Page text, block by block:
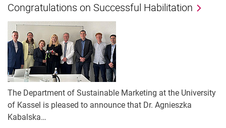
Congratulations on Successful Habilitation
The Department of Sustainable Marketing at the University
of Kassel is pleased to announce that Dr. Agnieszka
Kabalska…